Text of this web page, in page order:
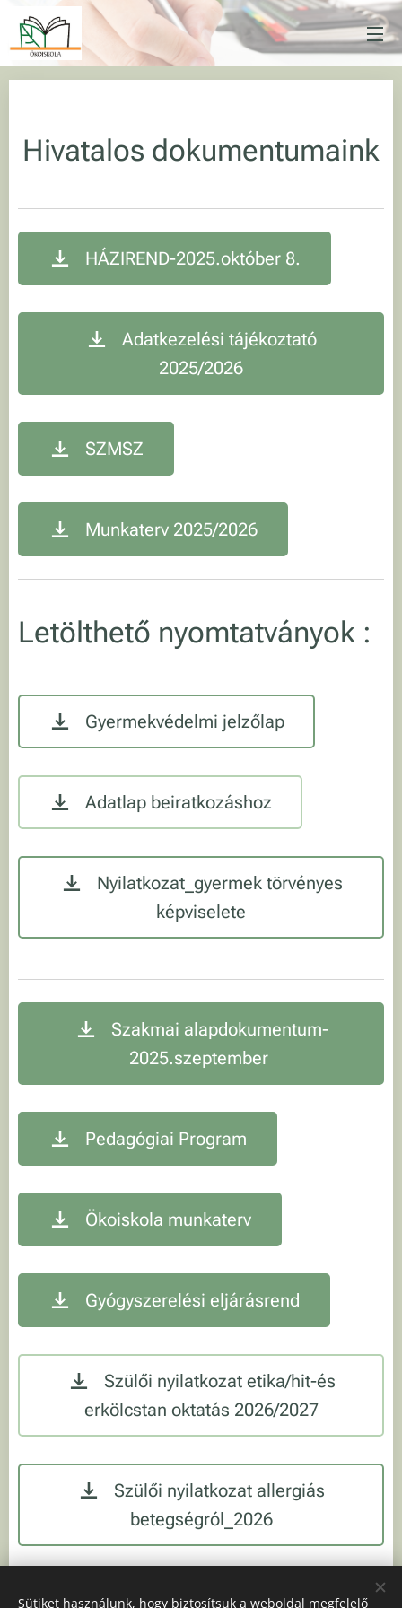
Hivatalos dokumentumaink
HÁZIREND-2025.október 8.
Adatkezelési tájékoztató
2025/2026
SZMSZ
Munkaterv 2025/2026
Letölthető nyomtatványok :
Gyermekvédelmi jelzőlap
Adatlap beiratkozáshoz
Nyilatkozat_gyermek törvényes
képviselete
Szakmai alapdokumentum-
2025.szeptember
Pedagógiai Program
Ökoiskola munkaterv
Gyógyszerelési eljárásrend
Szülői nyilatkozat etika/hit-és
erkölcstan oktatás 2026/2027
Szülői nyilatkozat allergiás
betegségról_2026
Étkezés igénylő
Sütiket használunk, hogy biztosítsuk a weboldal megfelelő